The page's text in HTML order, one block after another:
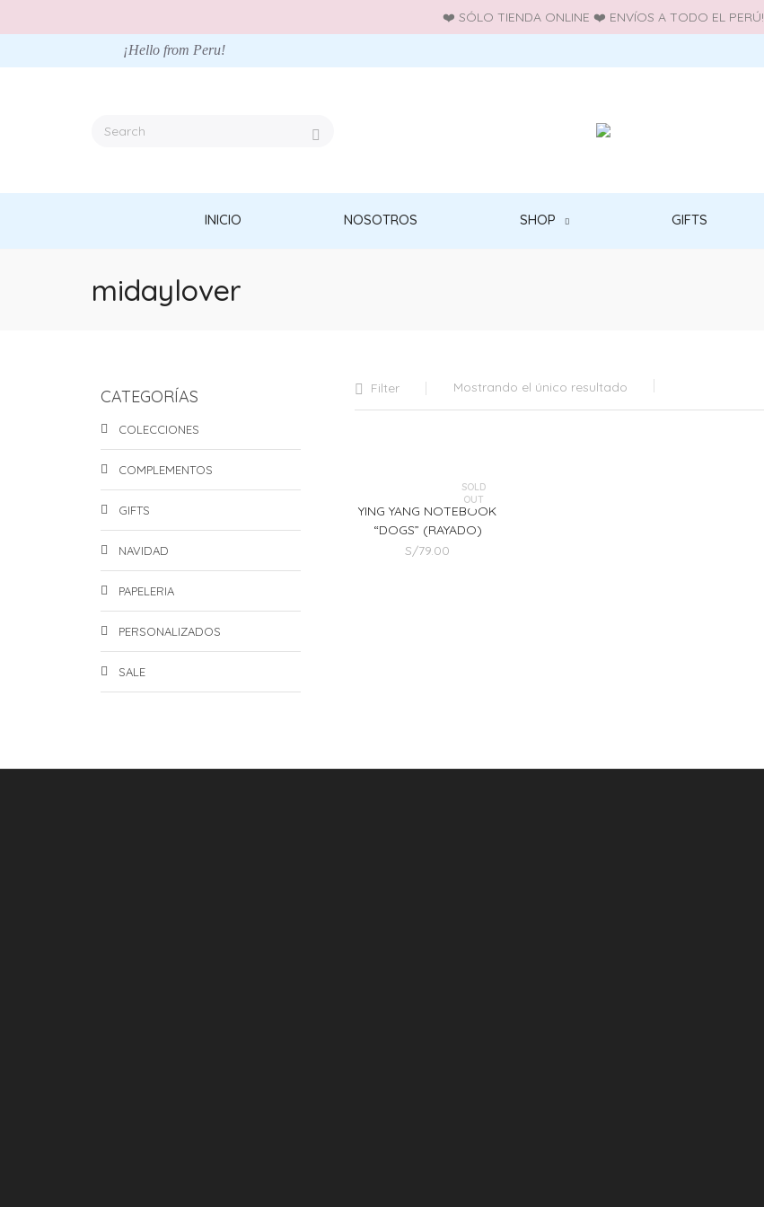
❤️ SÓLO TIENDA ONLINE ❤️ ENVÍOS A TODO EL PERÚ!
¡Hello from Peru!
INICIO NOSOTROS SHOP GIFTS
midaylover
Filter Mostrando el único resultado
SOLD
OUT
YING YANG NOTEBOOK
“DOGS” (RAYADO)
S/79.00
CATEGORÍAS
COLECCIONES
COMPLEMENTOS
GIFTS
NAVIDAD
PAPELERIA
PERSONALIZADOS
SALE